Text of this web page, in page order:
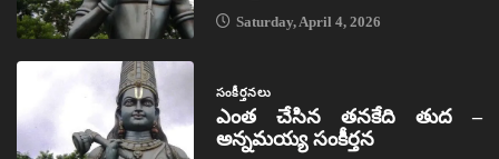
Saturday, April 4, 2026
సంకీర్తనలు
ఎంత చేసిన తనకేది తుద –
అన్నమయ్య సంకీర్తన